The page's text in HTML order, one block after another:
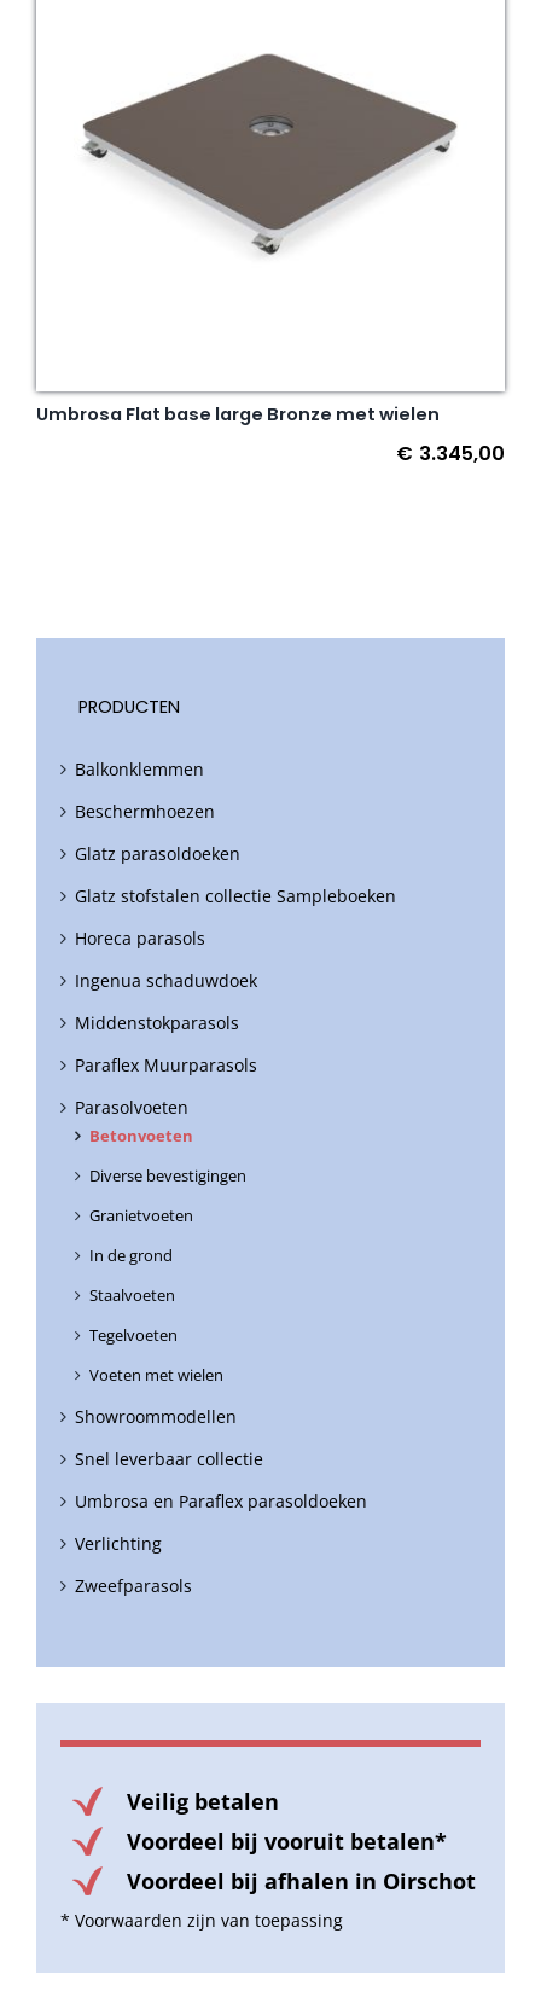
Umbrosa Flat base large Bronze met wielen
€ 3.345,00
PRODUCTEN
Balkonklemmen
Beschermhoezen
Glatz parasoldoeken
Glatz stofstalen collectie Sampleboeken
Horeca parasols
Ingenua schaduwdoek
Middenstokparasols
Paraflex Muurparasols
Parasolvoeten
Betonvoeten
Diverse bevestigingen
Granietvoeten
In de grond
Staalvoeten
Tegelvoeten
Voeten met wielen
Showroommodellen
Snel leverbaar collectie
Umbrosa en Paraflex parasoldoeken
Verlichting
Zweefparasols
Veilig betalen
Voordeel bij vooruit betalen*
Voordeel bij afhalen in Oirschot
* Voorwaarden zijn van toepassing